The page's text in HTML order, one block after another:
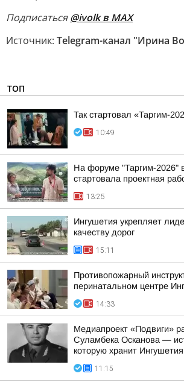
Подписаться@ivolk в MAX
Источник: Telegram-канал "Ирина
ТОП
Так стартовал «Таргим-
10:49
На форуме "Таргим-2026"
стартовала проектная
13:25
Ингушетия укрепляет
качеству дорог
15:11
Противопожарный
перинатальном центре
14:33
Медиапроект «Подвиги»
Суламбека Осканова —
которую хранит Ингушетия
11:15